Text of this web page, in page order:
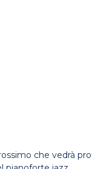
che vedrà